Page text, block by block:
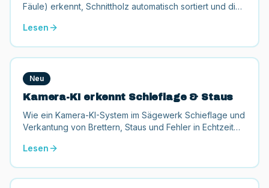
Fäule) erkennt, Schnittholz automatisch sortiert und die
Förderung.
Lesen
Neu
Kamera-KI erkennt Schieflage & Staus
Wie ein Kamera-KI-System im Sägewerk Schieflage und
Verkantung von Brettern, Staus und Fehler in Echtzeit
Nachrüstung und Förderung.
Lesen